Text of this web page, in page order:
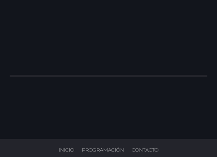
INICIO PROGRAMACIÓN CONTACTO